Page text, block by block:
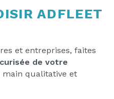
ADFLEET
et entreprises, faites
de votre
main qualitative et